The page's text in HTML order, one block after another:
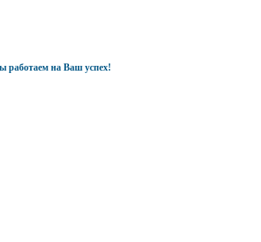
работаем на Ваш успех!